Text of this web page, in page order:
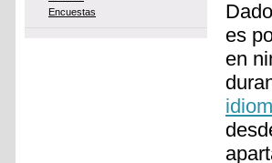
Encuestas
es
en